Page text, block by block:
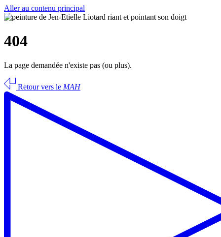
Aller au contenu principal
404
La page demandée n'existe pas (ou plus).
Retour vers le MAH